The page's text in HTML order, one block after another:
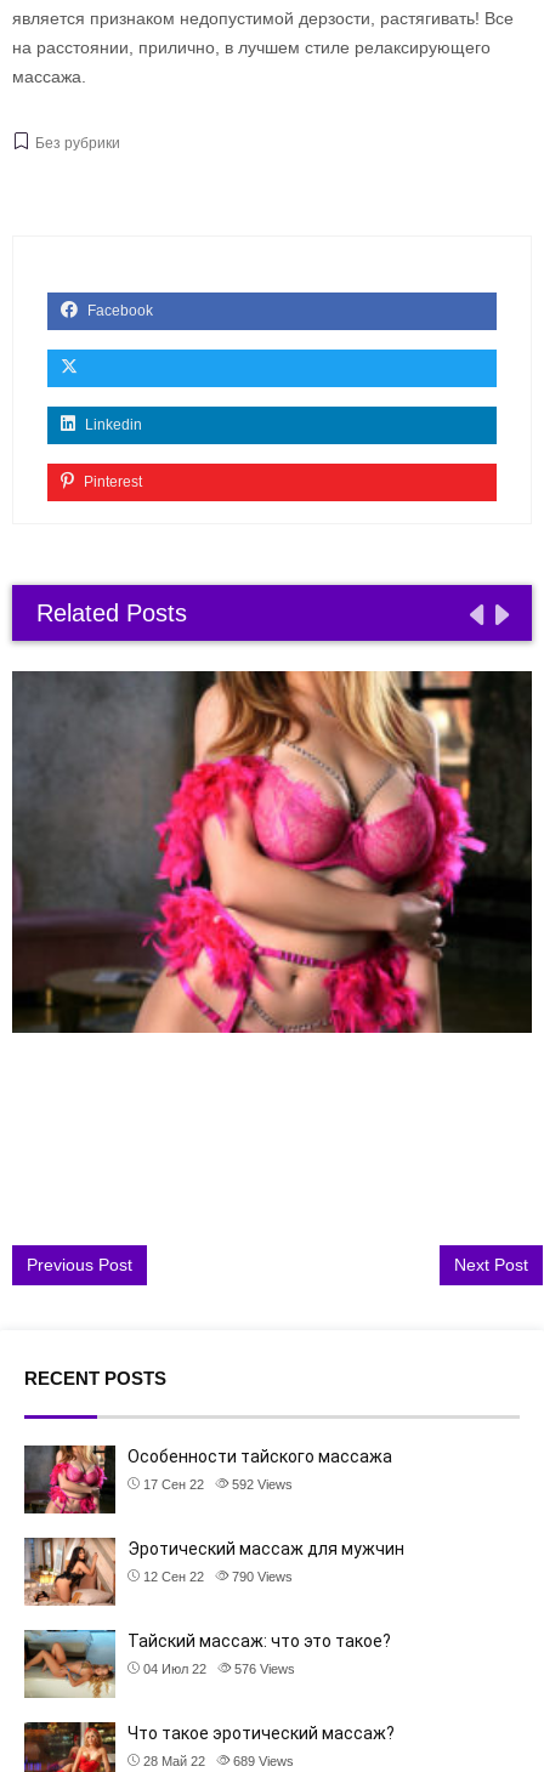
является признаком недопустимой дерзости, растягивать! Все
на расстоянии, прилично, в лучшем стиле релаксирующего
массажа.
Без рубрики
Facebook
Linkedin
Pinterest
Related Posts
Post navigation
Previous Post Next Post
RECENT POSTS
Особенности тайского массажа
17 Сен 22 592 Views
Эротический массаж для мужчин
12 Сен 22 790 Views
Тайский массаж: что это такое?
04 Июл 22 576 Views
Что такое эротический массаж?
28 Май 22 689 Views